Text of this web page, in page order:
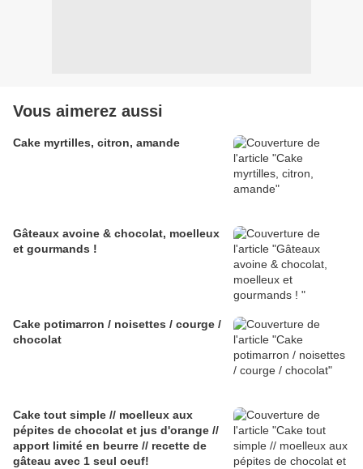
Vous aimerez aussi
Cake myrtilles, citron, amande
Gâteaux avoine & chocolat, moelleux
et gourmands !
Cake potimarron / noisettes / courge /
chocolat
Cake tout simple // moelleux aux
pépites de chocolat et jus d'orange //
apport limité en beurre // recette de
gâteau avec 1 seul oeuf!